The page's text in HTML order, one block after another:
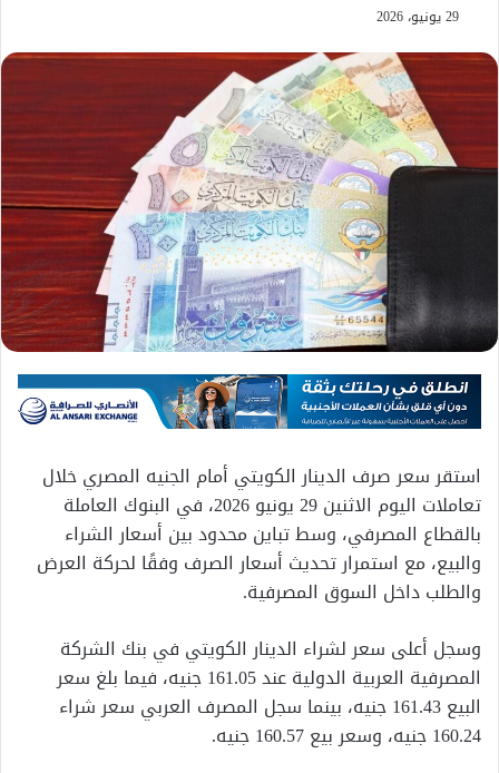
29 يونيو، 2026
استقر سعر صرف الدينار الكويتي أمام الجنيه المصري خلال
تعاملات اليوم الاثنين 29 يونيو 2026، في البنوك العاملة
بالقطاع المصرفي، وسط تباين محدود بين أسعار الشراء
والبيع، مع استمرار تحديث أسعار الصرف وفقًا لحركة العرض
والطلب داخل السوق المصرفية.
وسجل أعلى سعر لشراء الدينار الكويتي في بنك الشركة
المصرفية العربية الدولية عند 161.05 جنيه، فيما بلغ سعر
البيع 161.43 جنيه، بينما سجل المصرف العربي سعر شراء
160.24 جنيه، وسعر بيع 160.57 جنيه.